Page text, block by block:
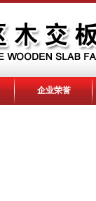
企业荣誉